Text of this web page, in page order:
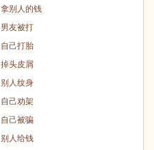
拿别人的钱
男友被打
自己打胎
掉头皮屑
别人纹身
自己劝架
自己被骗
别人给钱